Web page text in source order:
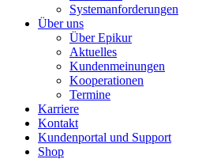
Systemanforderungen
Über uns
Über Epikur
Aktuelles
Kundenmeinungen
Kooperationen
Termine
Karriere
Kontakt
Kundenportal und Support
Shop